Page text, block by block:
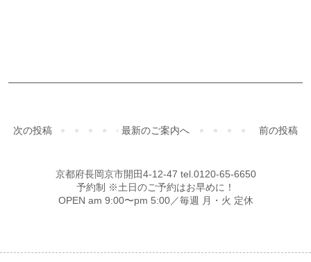
次の投稿 前の投稿
最新のご案内へ
京都府長岡京市開田4-12-47 tel.0120-65-6650
予約制 ※土日のご予約はお早めに！
OPEN am 9:00〜pm 5:00／毎週 月・火 定休